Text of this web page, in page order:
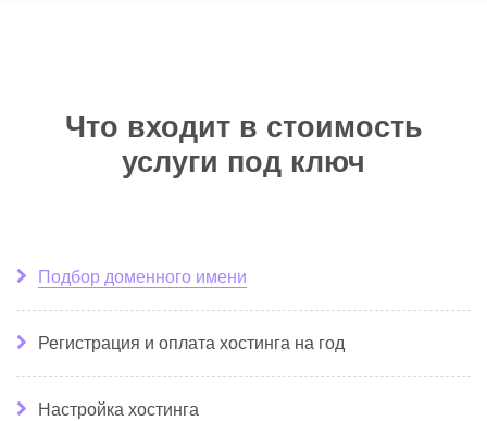
Что входит в стоимость
услуги под ключ
Подбор доменного имени
Регистрация и оплата хостинга на год
Настройка хостинга